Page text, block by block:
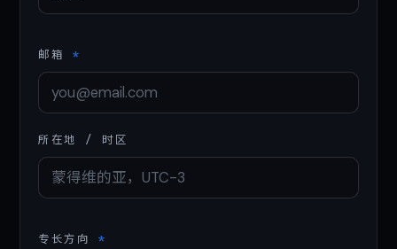
邮箱 *
所在地 / 时区
专长方向 *